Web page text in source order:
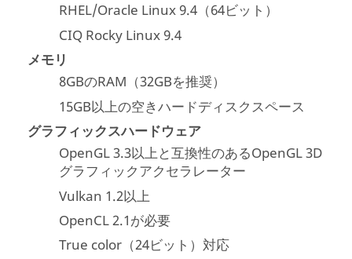
RHEL/Oracle Linux 9.4（64ビット）
CIQ Rocky Linux 9.4
メモリ
8GBのRAM（32GBを推奨）
15GB以上の空きハードディスクスペース
グラフィックスハードウェア
OpenGL 3.3以上と互換性のあるOpenGL 3D
グラフィックアクセラレーター
Vulkan 1.2以上
OpenCL 2.1が必要
True color（24ビット）対応